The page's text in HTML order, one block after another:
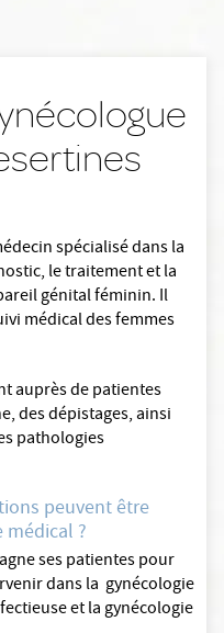
spécialisé dans la
le traitement et la
génital féminin. Il
médical des femmes
auprès de patientes
des dépistages, ainsi
pathologies
peuvent être
médical ?
ses patientes pour
dans la gynécologie
et la gynécologie